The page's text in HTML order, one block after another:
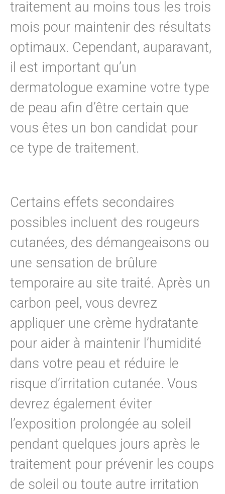
traitement au moins tous les trois
mois pour maintenir des résultats
optimaux. Cependant, auparavant,
il est important qu’un
dermatologue examine votre type
de peau afin d’être certain que
vous êtes un bon candidat pour
ce type de traitement.
Certains effets secondaires
possibles incluent des rougeurs
cutanées, des démangeaisons ou
une sensation de brûlure
temporaire au site traité. Après un
carbon peel, vous devrez
appliquer une crème hydratante
pour aider à maintenir l’humidité
dans votre peau et réduire le
risque d’irritation cutanée. Vous
devrez également éviter
l’exposition prolongée au soleil
pendant quelques jours après le
traitement pour prévenir les coups
de soleil ou toute autre irritation